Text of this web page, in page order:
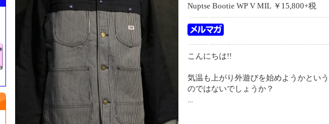
Nuptse Bootie WP V MIL ￥15,800+税
こんにちは!!
気温も上がり外遊びを始めようかとい
のではないでしょうか？